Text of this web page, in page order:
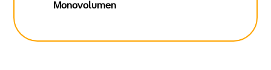
Monovolumen